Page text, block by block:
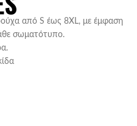
από S έως 8XL, με έμφαση
σωματότυπο.